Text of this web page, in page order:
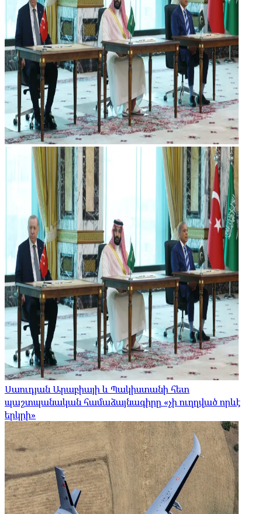
Սաուդյան Արաբիայի և Պակիստանի հետ
պաշտպանական համաձայնագիրը «չի ուղղված որևէ
երկրի»